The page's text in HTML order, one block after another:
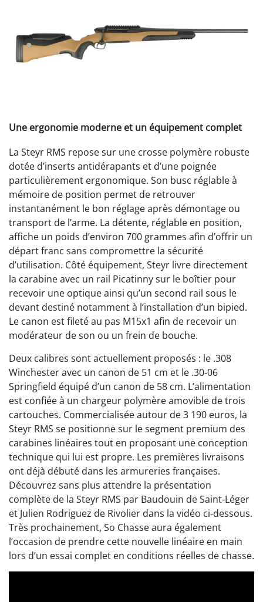
Une ergonomie moderne et un équipement complet
La Steyr RMS repose sur une crosse polymère robuste
dotée d’inserts antidérapants et d’une poignée
particulièrement ergonomique. Son busc réglable à
mémoire de position permet de retrouver
instantanément le bon réglage après démontage ou
transport de l’arme. La détente, réglable en position,
affiche un poids d’environ 700 grammes afin d’offrir un
départ franc sans compromettre la sécurité
d’utilisation. Côté équipement, Steyr livre directement
la carabine avec un rail Picatinny sur le boîtier pour
recevoir une optique ainsi qu’un second rail sous le
devant destiné notamment à l’installation d’un bipied.
Le canon est fileté au pas M15x1 afin de recevoir un
modérateur de son ou un frein de bouche.
Deux calibres sont actuellement proposés : le .308
Winchester avec un canon de 51 cm et le .30-06
Springfield équipé d’un canon de 58 cm. L’alimentation
est confiée à un chargeur polymère amovible de trois
cartouches. Commercialisée autour de 3 190 euros, la
Steyr RMS se positionne sur le segment premium des
carabines linéaires tout en proposant une conception
technique qui lui est propre. Les premières livraisons
ont déjà débuté dans les armureries françaises.
Découvrez sans plus attendre la présentation
complète de la Steyr RMS par Baudouin de Saint-Léger
et Julien Rodriguez de Rivolier dans la vidéo ci-dessous.
Très prochainement, So Chasse aura également
l’occasion de prendre cette nouvelle linéaire en main
lors d’un essai complet en conditions réelles de chasse.